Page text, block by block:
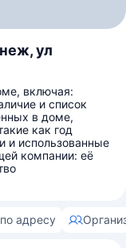
ул
включая:
и список
в доме,
как год
и использованные
компании: её
адресу